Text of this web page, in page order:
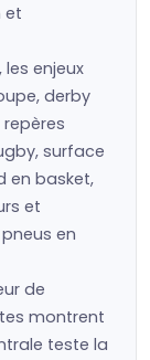
et
enjeux
derby
surface
en basket,
et
en
de
montrent
teste la